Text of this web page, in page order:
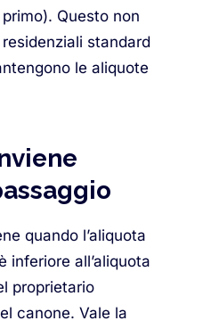
Questo non
standard
le aliquote
quando l’aliquota
inferiore all’aliquota
proprietario
canone. Vale la